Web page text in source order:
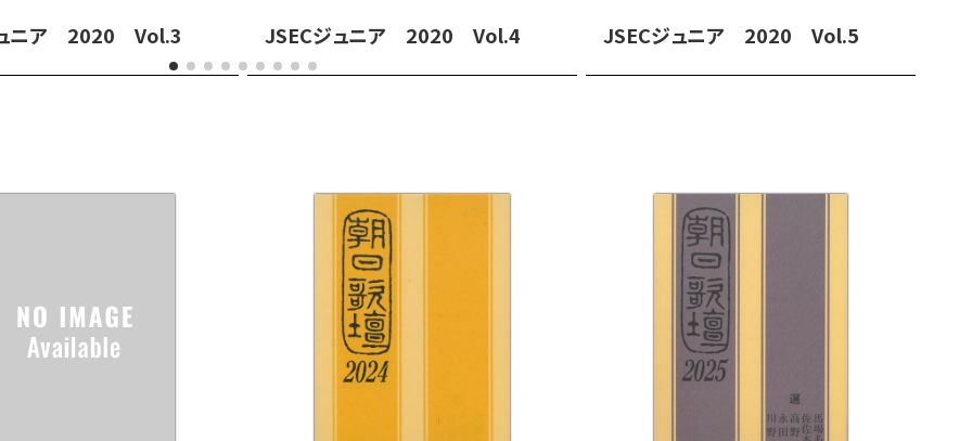
ニア 2020 Vol.3 JSECジュニア 2020 Vol.4 JSECジュニア 2020 Vol.5